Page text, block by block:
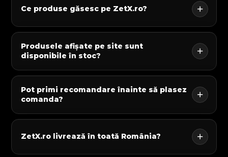
Ce produse găsesc pe ZetX.ro?
Produsele afișate pe site sunt
disponibile în stoc?
Pot primi recomandare înainte să plasez
comanda?
ZetX.ro livrează în toată România?